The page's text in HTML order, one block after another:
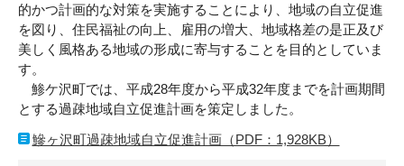
的かつ計画的な対策を実施することにより、地域の自立促進
を図り、住民福祉の向上、雇用の増大、地域格差の是正及び
美しく風格ある地域の形成に寄与することを目的としていま
す。
鯵ケ沢町では、平成28年度から平成32年度までを計画期間
とする過疎地域自立促進計画を策定しました。
鰺ヶ沢町過疎地域自立促進計画（PDF：1,928KB）